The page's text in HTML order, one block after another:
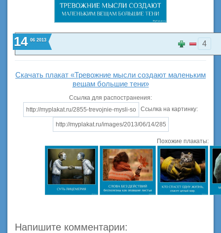
14 06 2013 4
Скачать плакат «Тревожние мысли создают маленьким
вещам большие тени»
Ссылка для распостранения:
Ссылка на картинку:
Похожие плакаты:
Напишите комментарии: